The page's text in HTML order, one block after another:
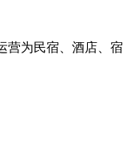
营为民宿、酒店、宿